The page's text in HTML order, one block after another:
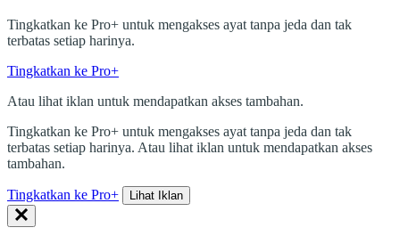
Tingkatkan ke Pro+ untuk mengakses ayat tanpa jeda dan tak
terbatas setiap harinya.
Tingkatkan ke Pro+
Atau lihat iklan untuk mendapatkan akses tambahan.
Tingkatkan ke Pro+ untuk mengakses ayat tanpa jeda dan tak
terbatas setiap harinya. Atau lihat iklan untuk mendapatkan akses
tambahan.
Tingkatkan ke Pro+ Lihat Iklan